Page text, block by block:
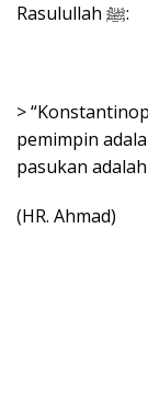
Rasulullah ﷺ:
>
pemimpin
pasukan
(HR. Ahmad)